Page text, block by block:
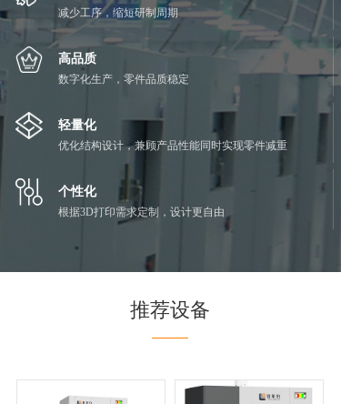
减少工序，缩短研制周期
高品质
数字化生产，零件品质稳定
轻量化
优化结构设计，兼顾产品性能同时实现零件减重
个性化
根据3D打印需求定制，设计更自由
推荐设备